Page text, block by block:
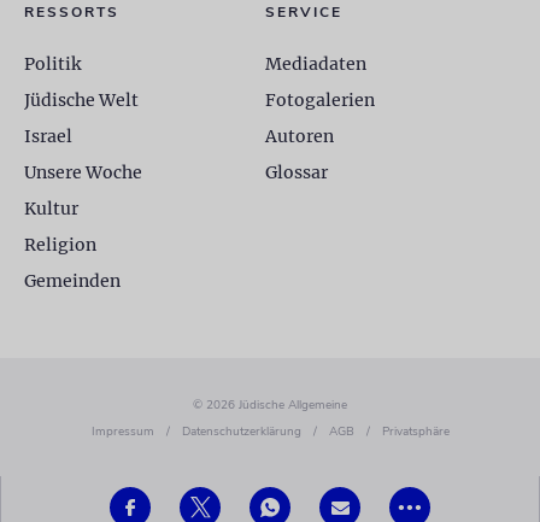
•••
RESSORTS
Politik
Jüdische Welt
Israel
Unsere Woche
Kultur
Religion
Gemeinden
SERVICE
Mediadaten
Fotogalerien
Autoren
Glossar
© 2026 Jüdische Allgemeine
Impressum
/ Datenschutzerklärung / AGB / Privatsphäre